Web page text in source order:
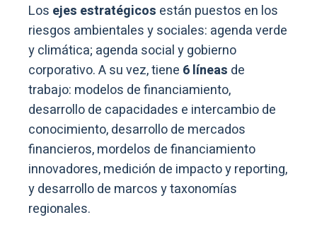
Los ejes estratégicos están puestos en los
riesgos ambientales y sociales: agenda verde
y climática; agenda social y gobierno
corporativo. A su vez, tiene 6 líneas de
trabajo: modelos de financiamiento,
desarrollo de capacidades e intercambio de
conocimiento, desarrollo de mercados
financieros, mordelos de financiamiento
innovadores, medición de impacto y reporting,
y desarrollo de marcos y taxonomías
regionales.